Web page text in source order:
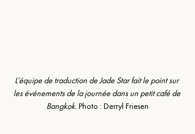
L’équipe de traduction de Jade Star fait le point sur
les événements de la journée dans un petit café de
Bangkok. Photo : Derryl Friesen